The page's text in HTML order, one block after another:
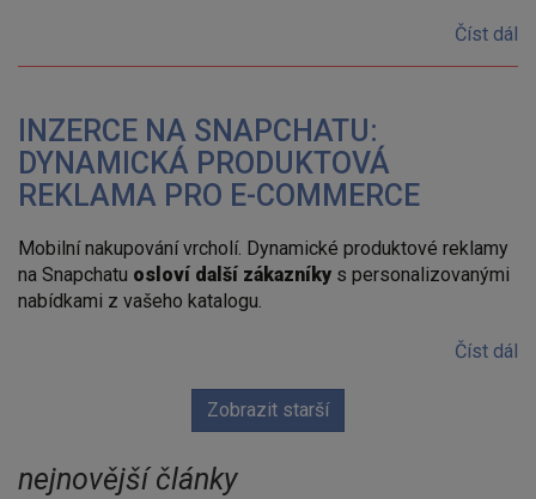
Číst dál
INZERCE NA SNAPCHATU:
DYNAMICKÁ PRODUKTOVÁ
REKLAMA PRO E-COMMERCE
Mobilní nakupování vrcholí. Dynamické produktové reklamy
na Snapchatu osloví další zákazníky s personalizovanými
nabídkami z vašeho katalogu.
Číst dál
Zobrazit starší
nejnovější články